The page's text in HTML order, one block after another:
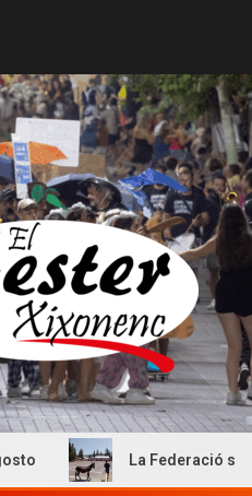
La Federació suspén la